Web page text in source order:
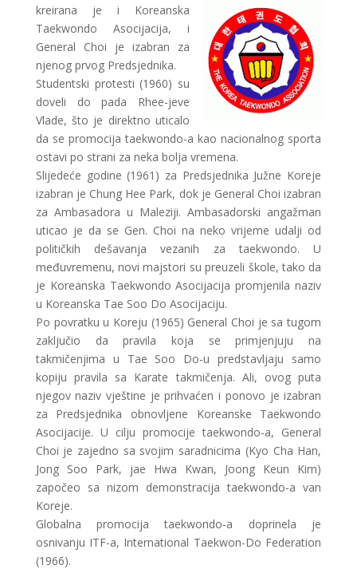
kreirana je i Koreanska
Taekwondo Asocijacija, i
General Choi je izabran za
njenog prvog Predsjednika.
Studentski protesti (1960) su
doveli do pada Rhee-jeve
Vlade, što je direktno uticalo
da se promocija taekwondo-a kao nacionalnog sporta
ostavi po strani za neka bolja vremena.
Slijedeće godine (1961) za Predsjednika Južne Koreje
izabran je Chung Hee Park, dok je General Choi izabran
za Ambasadora u Maleziji. Ambasadorski angažman
uticao je da se Gen. Choi na neko vrijeme udalji od
političkih dešavanja vezanih za taekwondo. U
međuvremenu, novi majstori su preuzeli škole, tako da
je Koreanska Taekwondo Asocijacija promjenila naziv
u Koreanska Tae Soo Do Asocijaciju.
Po povratku u Koreju (1965) General Choi je sa tugom
zaključio da pravila koja se primjenjuju na
takmičenjima u Tae Soo Do-u predstavljaju samo
kopiju pravila sa Karate takmičenja. Ali, ovog puta
njegov naziv vještine je prihvaćen i ponovo je izabran
za Predsjednika obnovljene Koreanske Taekwondo
Asocijacije. U cilju promocije taekwondo-a, General
Choi je zajedno sa svojim saradnicima (Kyo Cha Han,
Jong Soo Park, jae Hwa Kwan, Joong Keun Kim)
započeo sa nizom demonstracija taekwondo-a van
Koreje.
Globalna promocija taekwondo-a doprinela je
osnivanju ITF-a, International Taekwon-Do Federation
(1966).